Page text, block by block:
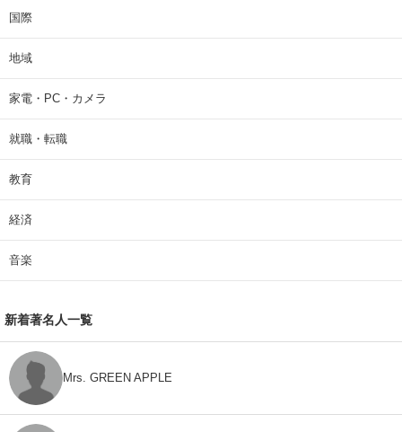
国際
地域
家電・PC・カメラ
就職・転職
教育
経済
音楽
新着著名人一覧
Mrs. GREEN APPLE